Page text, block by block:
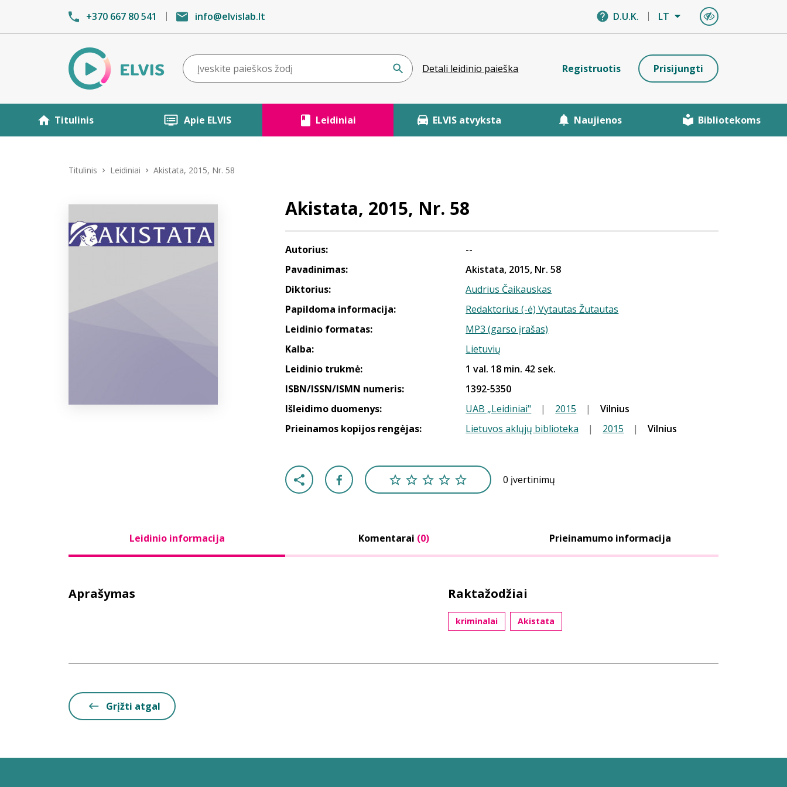
+370 667 80 541 info@elvislab.lt D.U.K. LT
Detali leidinio paieška Registruotis Prisijungti
Titulinis Apie ELVIS Leidiniai ELVIS atvyksta Naujienos Bibliotekoms
Titulinis Leidiniai Akistata, 2015, Nr. 58
Akistata, 2015, Nr. 58
Autorius:
--
Pavadinimas:
Akistata, 2015, Nr. 58
Diktorius:
Audrius Čaikauskas
Papildoma informacija:
Redaktorius (-ė) Vytautas Žutautas
Leidinio formatas:
MP3 (garso įrašas)
Kalba:
Lietuvių
Leidinio trukmė:
1 val. 18 min. 42 sek.
ISBN/ISSN/ISMN numeris:
1392-5350
Išleidimo duomenys:
UAB „Leidiniai" | 2015 |
Vilnius
Prieinamos kopijos rengėjas:
Lietuvos aklųjų biblioteka | 2015 | Vilnius
0 įvertinimų
Leidinio informacija Komentarai (0) Prieinamumo informacija
Aprašymas Raktažodžiai
kriminalai Akistata
Grįžti atgal